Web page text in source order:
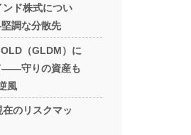
ンド株式につい
調な分散先
（GLDM）に
——守りの資産も
風
在のリスクマッ